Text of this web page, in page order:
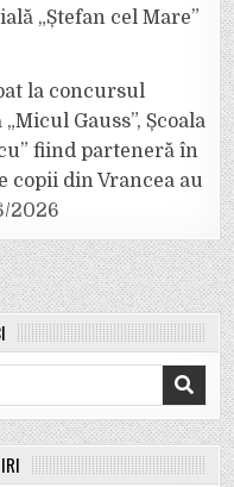
„Ștefan cel Mare”
la concursul
Gauss”, Școala
fiind parteneră în
copii din Vrancea au
2026